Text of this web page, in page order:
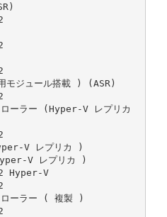
モジュール搭載 ) (ASR)
ローラー (Hyper-V レプリカ
V レプリカ )
V レプリカ )
Hyper-V
ローラー ( 複製 )